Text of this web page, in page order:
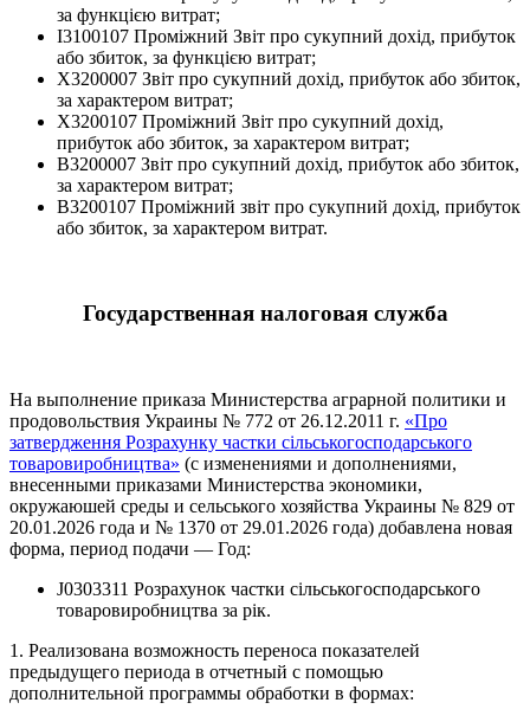
за функцією витрат;
I3100107 Проміжний Звіт про сукупний дохід, прибуток
або збиток, за функцією витрат;
X3200007 Звіт про сукупний дохід, прибуток або збиток,
за характером витрат;
X3200107 Проміжний Звіт про сукупний дохід,
прибуток або збиток, за характером витрат;
B3200007 Звіт про сукупний дохід, прибуток або збиток,
за характером витрат;
B3200107 Проміжний звіт про сукупний дохід, прибуток
або збиток, за характером витрат.
Государственная налоговая служба
На выполнение приказа Министерства аграрной политики и
продовольствия Украины № 772 от 26.12.2011 г. «Про
затвердження Розрахунку частки сільськогосподарського
товаровиробництва» (с изменениями и дополнениями,
внесенными приказами Министерства экономики,
окружаюшей среды и сельського хозяйства Украины № 829 от
20.01.2026 года и № 1370 от 29.01.2026 года) добавлена новая
форма, период подачи — Год:
J0303311 Розрахунок частки сільськогосподарського
товаровиробництва за рік.
1. Реализована возможность переноса показателей
предыдущего периода в отчетный с помощью
дополнительной программы обработки в формах: